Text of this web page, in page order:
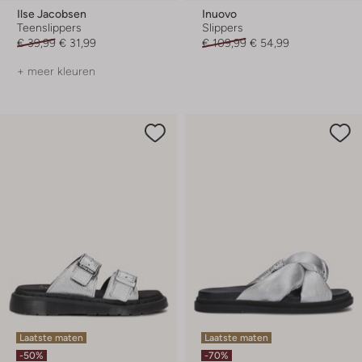
Ilse Jacobsen
Teenslippers
€ 39,99 € 31,99
+ meer kleuren
Inuovo
Slippers
€ 109,99 € 54,99
Laatste maten
-50%
Laatste maten
-70%